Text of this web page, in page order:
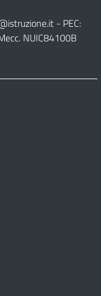
- PEC:
NUIC84100B